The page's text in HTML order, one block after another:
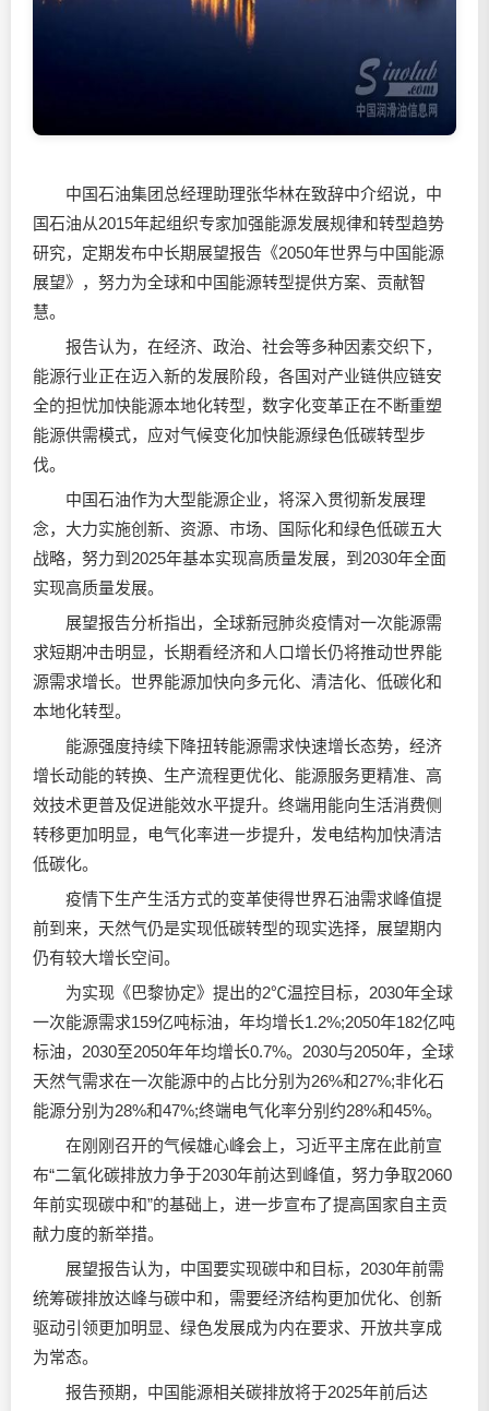
中国石油集团总经理助理张华林在致辞中介绍说，中
国石油从2015年起组织专家加强能源发展规律和转型趋势
研究，定期发布中长期展望报告《2050年世界与中国能源
展望》，努力为全球和中国能源转型提供方案、贡献智
慧。
报告认为，在经济、政治、社会等多种因素交织下，
能源行业正在迈入新的发展阶段，各国对产业链供应链安
全的担忧加快能源本地化转型，数字化变革正在不断重塑
能源供需模式，应对气候变化加快能源绿色低碳转型步
伐。
中国石油作为大型能源企业，将深入贯彻新发展理
念，大力实施创新、资源、市场、国际化和绿色低碳五大
战略，努力到2025年基本实现高质量发展，到2030年全面
实现高质量发展。
展望报告分析指出，全球新冠肺炎疫情对一次能源需
求短期冲击明显，长期看经济和人口增长仍将推动世界能
源需求增长。世界能源加快向多元化、清洁化、低碳化和
本地化转型。
能源强度持续下降扭转能源需求快速增长态势，经济
增长动能的转换、生产流程更优化、能源服务更精准、高
效技术更普及促进能效水平提升。终端用能向生活消费侧
转移更加明显，电气化率进一步提升，发电结构加快清洁
低碳化。
疫情下生产生活方式的变革使得世界石油需求峰值提
前到来，天然气仍是实现低碳转型的现实选择，展望期内
仍有较大增长空间。
为实现《巴黎协定》提出的2℃温控目标，2030年全球
一次能源需求159亿吨标油，年均增长1.2%;2050年182亿吨
标油，2030至2050年年均增长0.7%。2030与2050年，全球
天然气需求在一次能源中的占比分别为26%和27%;非化石
能源分别为28%和47%;终端电气化率分别约28%和45%。
在刚刚召开的气候雄心峰会上，习近平主席在此前宣
布“二氧化碳排放力争于2030年前达到峰值，努力争取2060
年前实现碳中和”的基础上，进一步宣布了提高国家自主贡
献力度的新举措。
展望报告认为，中国要实现碳中和目标，2030年前需
统筹碳排放达峰与碳中和，需要经济结构更加优化、创新
驱动引领更加明显、绿色发展成为内在要求、开放共享成
为常态。
报告预期，中国能源相关碳排放将于2025年前后达